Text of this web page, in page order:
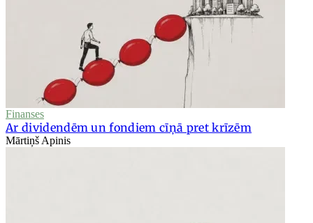
Finanses
Ar dividendēm un fondiem cīņā pret krīzēm
Mārtiņš Apinis